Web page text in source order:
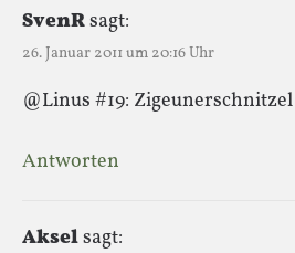
SvenRsagt:
26. Januar 2011 um 20:16 Uhr
@Linus #19:
Antworten
Akselsagt: